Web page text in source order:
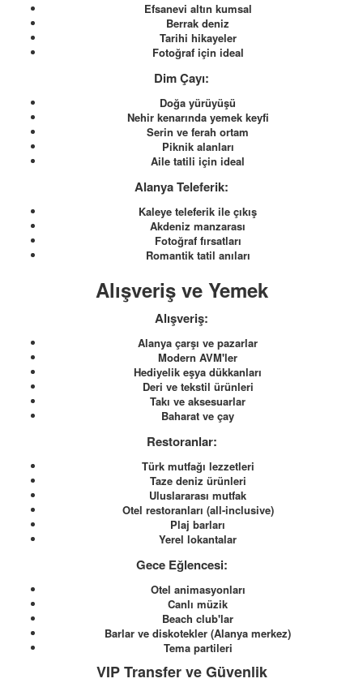
Efsanevi altın kumsal
Berrak deniz
Tarihi hikayeler
Fotoğraf için ideal
Dim Çayı:
Doğa yürüyüşü
Nehir kenarında yemek keyfi
Serin ve ferah ortam
Piknik alanları
Aile tatili için ideal
Alanya Teleferik:
Kaleye teleferik ile çıkış
Akdeniz manzarası
Fotoğraf fırsatları
Romantik tatil anıları
Alışveriş ve Yemek
Alışveriş:
Alanya çarşı ve pazarlar
Modern AVM'ler
Hediyelik eşya dükkanları
Deri ve tekstil ürünleri
Takı ve aksesuarlar
Baharat ve çay
Restoranlar:
Türk mutfağı lezzetleri
Taze deniz ürünleri
Uluslararası mutfak
Otel restoranları (all-inclusive)
Plaj barları
Yerel lokantalar
Gece Eğlencesi:
Otel animasyonları
Canlı müzik
Beach club'lar
Barlar ve diskotekler (Alanya merkez)
Tema partileri
VIP Transfer ve Güvenlik